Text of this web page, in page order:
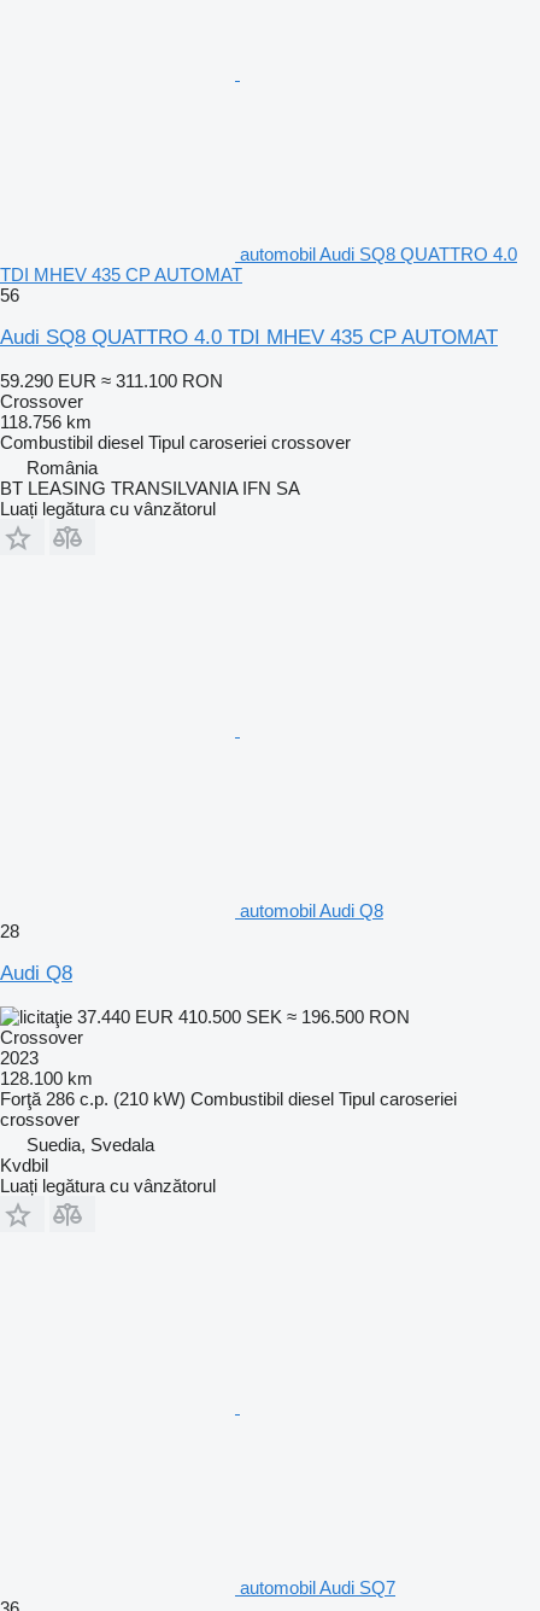
automobil Audi SQ8 QUATTRO 4.0
TDI MHEV 435 CP AUTOMAT
56
Audi SQ8 QUATTRO 4.0 TDI MHEV 435 CP AUTOMAT
59.290 EUR ≈ 311.100 RON
Crossover
118.756 km
Combustibil diesel Tipul caroseriei crossover
România
BT LEASING TRANSILVANIA IFN SA
Luați legătura cu vânzătorul
automobil Audi Q8
28
Audi Q8
37.440 EUR 410.500 SEK ≈ 196.500 RON
Crossover
2023
128.100 km
Forţă 286 c.p. (210 kW) Combustibil diesel Tipul caroseriei
crossover
Suedia, Svedala
Kvdbil
Luați legătura cu vânzătorul
automobil Audi SQ7